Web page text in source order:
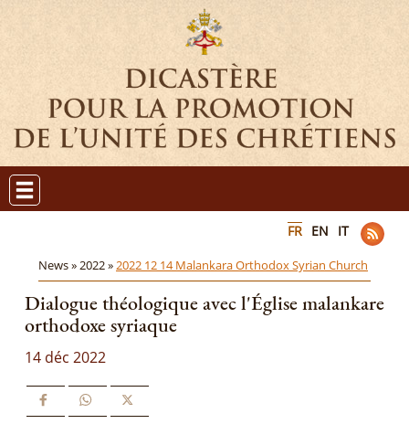
FR EN IT
News »2022 »2022 12 14 Malankara Orthodox Syrian Church
Dialogue théologique avec l'Église malankare
orthodoxe syriaque
14 déc 2022